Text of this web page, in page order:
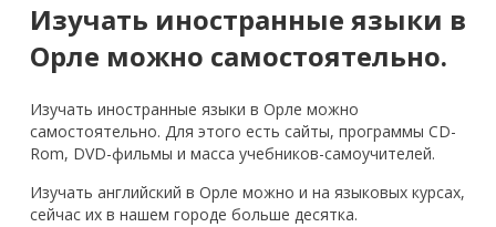
Изучать иностранные языки в
Орле можно самостоятельно.
Изучать иностранные языки в Орле можно
самостоятельно. Для этого есть сайты, программы CD-
Rom, DVD-фильмы и масса учебников-самоучителей.
Изучать английский в Орле можно и на языковых курсах,
сейчас их в нашем городе больше десятка.